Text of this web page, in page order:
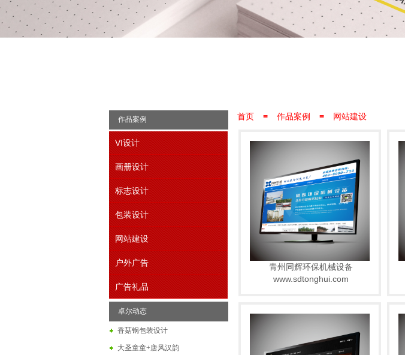
首页 ≡ 作品案例 ≡ 网站建设
作品案例
青州同辉环保机械设备
www.sdtonghui.com
VI设计
画册设计
标志设计
包装设计
网站建设
户外广告
广告礼品
卓尔动态
香菇锅包装设计
大圣童童+唐风汉韵